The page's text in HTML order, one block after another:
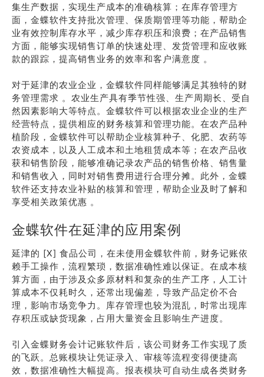
集生产数据，实现生产成本的准确核算；在库存管理方
面，金蝶软件支持批次管理、保质期管理等功能，帮助企
业有效控制库存水平，减少库存积压和浪费；在产品销售
方面，能够实现销售订单的快速处理、发货管理和应收账
款的跟踪，提高销售业务的效率和客户满意度 。
对于延津的农业企业，金蝶软件同样能够满足其独特的财
务管理需求 。农业生产具有季节性强、生产周期长、受自
然因素影响大等特点。金蝶软件可以根据农业企业的生产
经营特点，提供相应的财务核算和管理功能。在农产品种
植阶段，金蝶软件可以帮助企业核算种子、化肥、农药等
农资成本，以及人工成本和土地租赁成本等；在农产品收
获和销售阶段，能够准确记录农产品的销售价格、销售量
和销售收入，同时对销售费用进行合理分摊。此外，金蝶
软件还支持农业补贴的核算和管理，帮助企业及时了解和
享受相关政策优惠 。
金蝶软件在延津的应用案例
延津的 [X] 食品公司，在未使用金蝶软件前，财务记账依
赖手工操作，流程繁琐，数据准确性难以保证。在成本核
算方面，由于涉及众多原材料和复杂的生产工序，人工计
算成本不仅耗时久，还常出现偏差，导致产品定价不合
理，影响市场竞争力。库存管理也较为混乱，时常出现库
存积压或缺货现象，占用大量资金且影响生产进度。
引入金蝶财务会计记账软件后，该公司财务工作实现了质
的飞跃。总账模块让凭证录入、审核等流程变得便捷高
效，数据准确性大幅提高。报表模块可自动生成各类财务